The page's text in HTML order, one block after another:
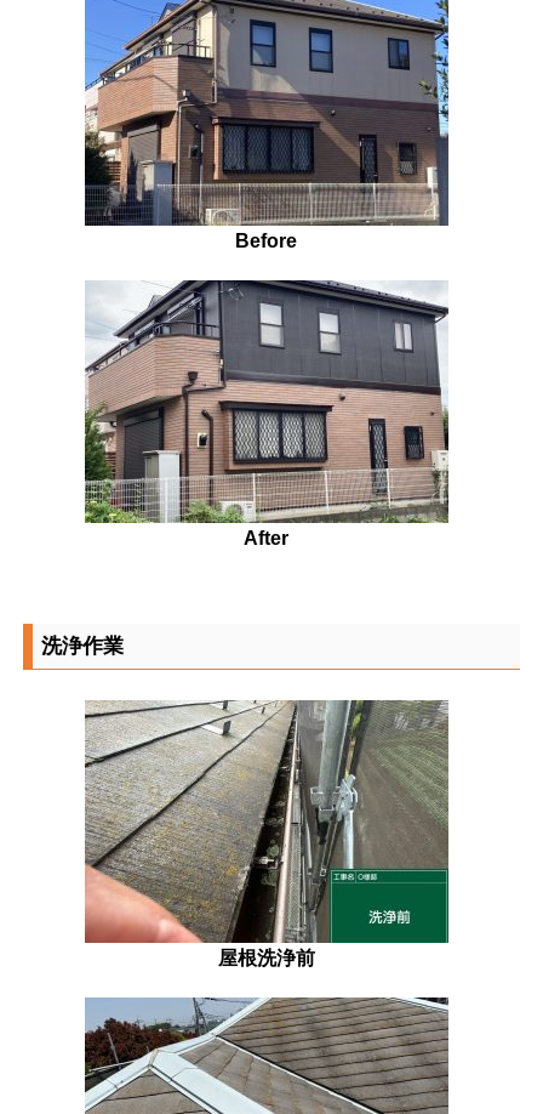
Before
After
洗浄作業
屋根洗浄前